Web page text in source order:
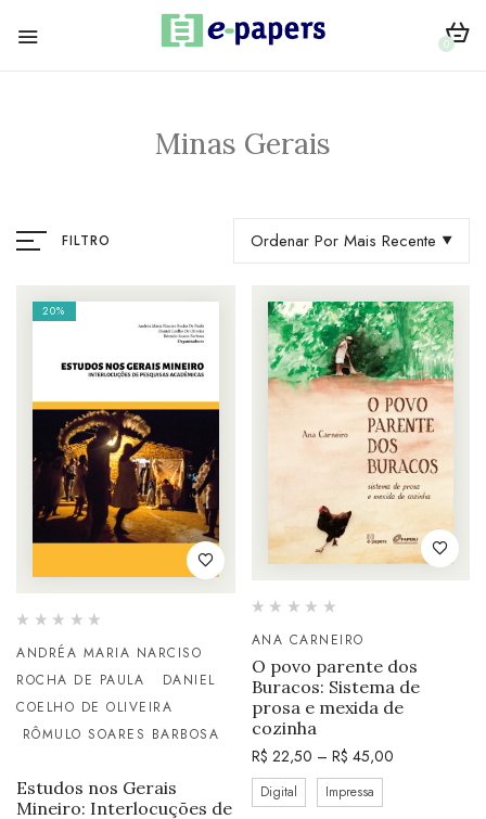
0
Minas Gerais
FILTRO Ordenar Por Mais Recente
20%
ANDRÉA MARIA NARCISO
ROCHA DE PAULA
DANIEL
COELHO DE OLIVEIRA
RÔMULO SOARES BARBOSA
Estudos nos Gerais
Mineiro: Interlocuções de
ANA CARNEIRO
O povo parente dos
Buracos: Sistema de
prosa e mexida de
cozinha
R$ 22,50 – R$ 45,00
Digital Impressa